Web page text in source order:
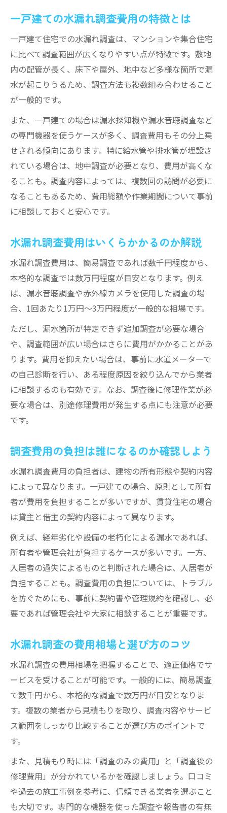
一戸建ての水漏れ調査費用の特徴とは
一戸建て住宅での水漏れ調査は、マンションや集合住宅
に比べて調査範囲が広くなりやすい点が特徴です。敷地
内の配管が長く、床下や屋外、地中など多様な箇所で漏
水が起こりうるため、調査方法も複数組み合わせること
が一般的です。
また、一戸建ての場合は漏水探知機や漏水音聴調査など
の専門機器を使うケースが多く、調査費用もその分上乗
せされる傾向にあります。特に給水管や排水管が埋設さ
れている場合は、地中調査が必要となり、費用が高くな
ることも。調査内容によっては、複数回の訪問が必要に
なることもあるため、費用総額や作業期間について事前
に相談しておくと安心です。
水漏れ調査費用はいくらかかるのか解説
水漏れ調査費用は、簡易調査であれば数千円程度から、
本格的な調査では数万円程度が目安となります。例え
ば、漏水音聴調査や赤外線カメラを使用した調査の場
合、1回あたり1万円～3万円程度が一般的な相場です。
ただし、漏水箇所が特定できず追加調査が必要な場合
や、調査範囲が広い場合はさらに費用がかかることがあ
ります。費用を抑えたい場合は、事前に水道メーターで
の自己診断を行い、ある程度原因を絞り込んでから業者
に相談するのも有効です。なお、調査後に修理作業が必
要な場合は、別途修理費用が発生する点にも注意が必要
です。
調査費用の負担は誰になるのか確認しよう
水漏れ調査費用の負担者は、建物の所有形態や契約内容
によって異なります。一戸建ての場合、原則として所有
者が費用を負担することが多いですが、賃貸住宅の場合
は貸主と借主の契約内容によって異なります。
例えば、経年劣化や設備の老朽化による漏水であれば、
所有者や管理会社が負担するケースが多いです。一方、
入居者の過失によるものと判断された場合は、入居者が
負担することも。調査費用の負担については、トラブル
を防ぐためにも、事前に契約書や管理規約を確認し、必
要であれば管理会社や大家に相談することが重要です。
水漏れ調査の費用相場と選び方のコツ
水漏れ調査の費用相場を把握することで、適正価格でサ
ービスを受けることが可能です。一般的には、簡易調査
で数千円から、本格的な調査で数万円が目安となりま
す。複数の業者から見積もりを取り、調査内容やサービ
ス範囲をしっかり比較することが選び方のポイントで
す。
また、見積もり時には「調査のみの費用」と「調査後の
修理費用」が分かれているかを確認しましょう。口コミ
や過去の施工事例を参考に、信頼できる業者を選ぶこと
も大切です。専門的な機器を使った調査や報告書の有無